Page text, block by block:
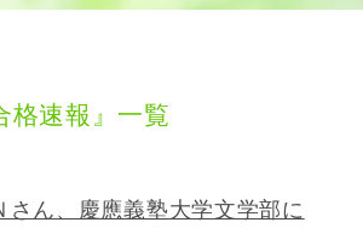
格速報』一覧
さん、慶應義塾大学文学部に